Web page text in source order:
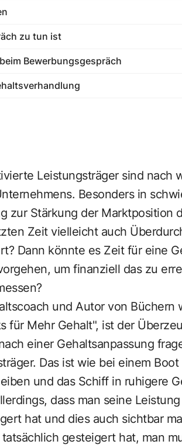
zu tun ist
Bewerbungsgespräch
Leistungsträger sind nach
Besonders in
zur Stärkung der Marktposition
Zeit vielleicht auch
Dann könnte es Zeit für eine
um finanziell das zu
und Autor von Büchern
für Mehr Gehalt", ist der
einer Gehaltsanpassung
Das ist wie bei einem
und das Schiff in ruhigere
dass man seine
hat und dies auch sichtbar
gesteigert hat, man